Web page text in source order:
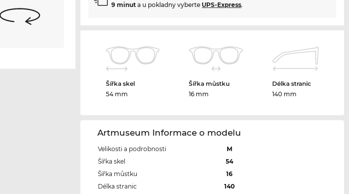
9 minut a u pokladny vyberte UPS-Express.
Šířka skel
54 mm
Šířka můstku
16 mm
Délka stranic
140 mm
Artmuseum Informace o modelu
Velikosti a podrobnosti
M
Šířka skel
54
Šířka můstku
16
Délka stranic
140